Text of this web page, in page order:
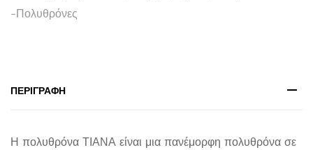
HM8738.04
-Πολυθρόνες
ΠΕΡΙΓΡΑΦΉ
Η πολυθρόνα ΤΙΑΝΑ είναι μια πανέμορφη πολυθρόνα σε